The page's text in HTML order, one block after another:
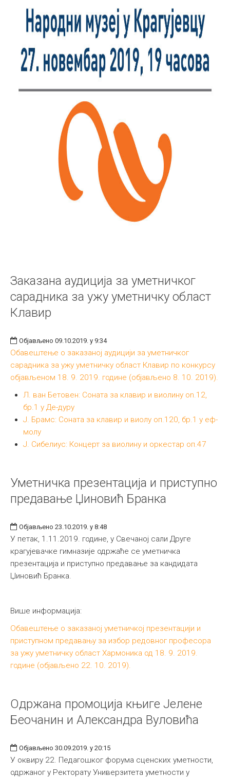
Заказана аудиција за уметничког
сарадника за ужу уметничку област
Клавир
Објављено 09.10.2019. у 9:34
Обавештење о заказаној аудицији за уметничког
сарадника за ужу уметничку област Клавир по конкурсу
објављеном 18. 9. 2019. године (објављено 8. 10. 2019).
Л. ван Бетовен: Соната за клавир и виолину on.12,
бр.1 у Де-дуру
Ј. Брамс: Соната за клавир и виолу оп.120, бр.1 у еф-
молу
Ј. Сибелиус: Концерт за виолину и оркестар оп.47
Уметничка презентација и приступно
предавање Џиновић Бранка
Објављено 23.10.2019. у 8:48
У петак, 1.11.2019. године, у Свечаној сали Друге
крагујевачке гимназије одржаће се уметничка
презентација и приступно предавање за кандидата
Џиновић Бранка.
Више информација:
Обавештење о заказаној уметничкој презентацији и
приступном предавању за избор редовног професора
за ужу уметничку област Хармоника од 18. 9. 2019.
године (објављено 22. 10. 2019).
Одржана промоција књиге Јелене
Беочанин и Александра Вуловића
Објављено 30.09.2019. у 20:15
У оквиру 22. Педагошког форума сценских уметности,
одржаног у Ректорату Универзитета уметности у